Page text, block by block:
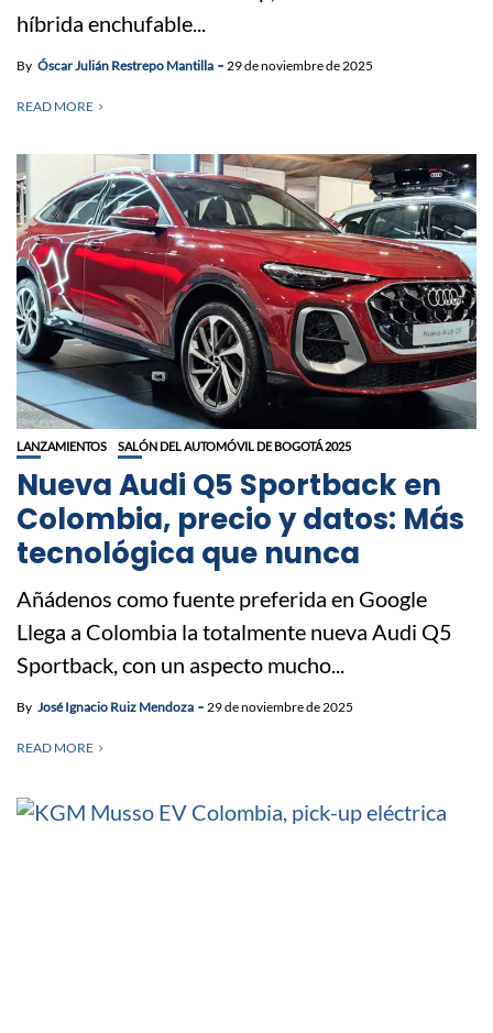
híbrida enchufable...
By Óscar Julián Restrepo Mantilla 29 de noviembre de 2025
READ MORE
LANZAMIENTOS SALÓN DEL AUTOMÓVIL DE BOGOTÁ 2025
Nueva Audi Q5 Sportback en
Colombia, precio y datos: Más
tecnológica que nunca
Añádenos como fuente preferida en Google
Llega a Colombia la totalmente nueva Audi Q5
Sportback, con un aspecto mucho...
By José Ignacio Ruiz Mendoza 29 de noviembre de 2025
READ MORE